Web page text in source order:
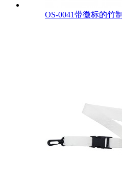
OS-0041带徽标的竹